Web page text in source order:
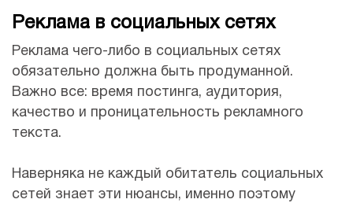
Реклама в социальных сетях
Реклама чего-либо в социальных сетях
обязательно должна быть продуманной.
Важно все: время постинга, аудитория,
качество и проницательность рекламного
текста.
Наверняка не каждый обитатель социальных
сетей знает эти нюансы, именно поэтому